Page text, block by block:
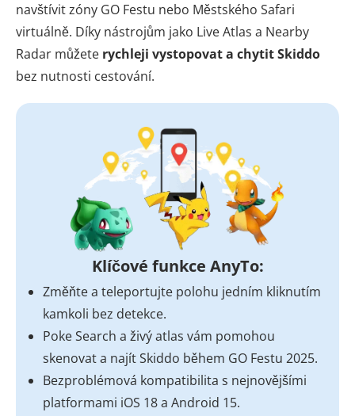
navštívit zóny GO Festu nebo Městského Safari
virtuálně. Díky nástrojům jako Live Atlas a Nearby
Radar můžete rychleji vystopovat a chytit Skiddo
bez nutnosti cestování.
Klíčové funkce AnyTo:
Změňte a teleportujte polohu jedním kliknutím
kamkoli bez detekce.
Poke Search a živý atlas vám pomohou
skenovat a najít Skiddo během GO Festu 2025.
Bezproblémová kompatibilita s nejnovějšími
platformami iOS 18 a Android 15.